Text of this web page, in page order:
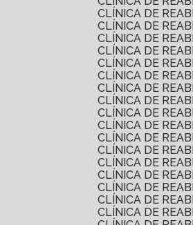
CLÍNICA DE
CLÍNICA DE
CLÍNICA DE
CLÍNICA DE
CLÍNICA DE
CLÍNICA DE
CLÍNICA DE
CLÍNICA DE
CLÍNICA DE
CLÍNICA DE
CLÍNICA DE
CLÍNICA DE
CLÍNICA DE
CLÍNICA DE
CLÍNICA DE
CLÍNICA DE
CLÍNICA DE